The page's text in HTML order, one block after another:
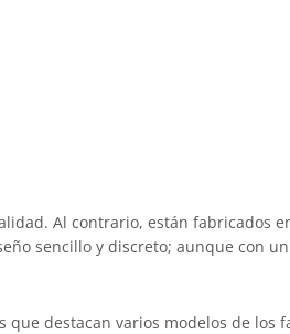
Al contrario, están fabricados
sencillo y discreto; aunque con
destacan varios modelos de los